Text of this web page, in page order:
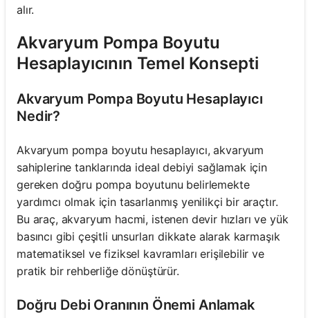
alır.
Akvaryum Pompa Boyutu
Hesaplayıcının Temel Konsepti
Akvaryum Pompa Boyutu Hesaplayıcı
Nedir?
Akvaryum pompa boyutu hesaplayıcı, akvaryum
sahiplerine tanklarında ideal debiyi sağlamak için
gereken doğru pompa boyutunu belirlemekte
yardımcı olmak için tasarlanmış yenilikçi bir araçtır.
Bu araç, akvaryum hacmi, istenen devir hızları ve yük
basıncı gibi çeşitli unsurları dikkate alarak karmaşık
matematiksel ve fiziksel kavramları erişilebilir ve
pratik bir rehberliğe dönüştürür.
Doğru Debi Oranının Önemi Anlamak